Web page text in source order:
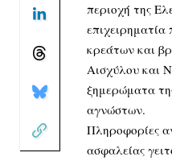
περιοχή της
κρεάτων και
Αισχύλου και
ξημερώματα
αγνώστων.
Πληροφορίες
ασφαλείας